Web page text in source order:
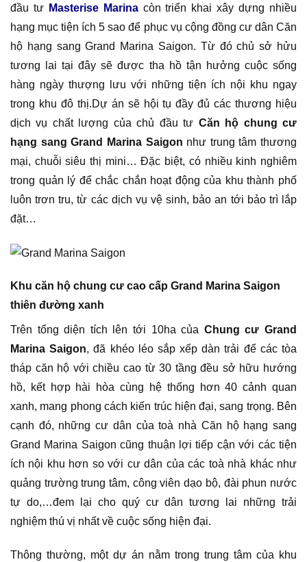
đầu tư Masterise Marinacòn triển khai xây dựng nhiều
hạng mục tiện ích 5 sao để phục vụ cộng đồng cư dân Căn
hộ hạng sang Grand Marina Saigon. Từ đó chủ sở hửu
tương lai tại đây sẽ được tha hồ tận hưởng cuộc sống
hàng ngày thượng lưu với những tiện ích nội khu ngay
trong khu đô thị.Dự án sẽ hội tụ đầy đủ các thương hiệu
dịch vụ chất lượng của chủ đầu tư Căn hộ chung cư
hạng sang Grand Marina Saigon như trung tâm thương
mại, chuỗi siêu thị mini… Đặc biệt, có nhiều kinh nghiêm
trong quản lý để chắc chắn hoạt động của khu thành phố
luôn trơn tru, từ các dịch vụ vệ sinh, bảo an tới bảo trì lắp
đặt…
Khu căn hộ chung cư cao cấp Grand Marina Saigon
thiên đường xanh
Trên tổng diện tích lên tới 10ha của Chung cư Grand
Marina Saigon, đã khéo léo sắp xếp dàn trải để các tòa
tháp căn hộ với chiều cao từ 30 tầng đều sở hữu hướng
hồ, kết hợp hài hòa cùng hệ thống hơn 40 cảnh quan
xanh, mang phong cách kiến trúc hiện đại, sang trọng. Bên
cạnh đó, những cư dân của toà nhà Căn hộ hạng sang
Grand Marina Saigon cũng thuận lợi tiếp cận với các tiện
ích nội khu hơn so với cư dân của các toà nhà khác như
quảng trường trung tâm, công viên dạo bộ, đài phun nước
tự do,…đem lại cho quý cư dân tương lai những trải
nghiệm thú vị nhất về cuộc sống hiện đại.
Thông thường, một dự án nằm trong trung tâm của khu